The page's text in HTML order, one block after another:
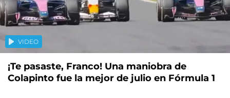
VIDEO
¡Te pasaste, Franco! Una maniobra de
Colapinto fue la mejor de julio en Fórmula 1